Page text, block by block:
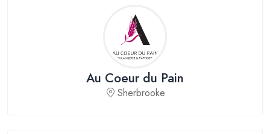
Au Coeur du Pain
Sherbrooke